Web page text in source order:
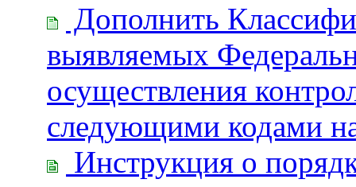
Дополнить
выявляемых
осуществления
следующими кодами
Инструкция о